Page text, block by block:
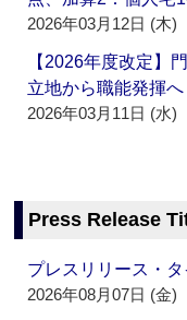
2026年03月12日 (木)
【2026年度改定】
立地から職能発揮へ
2026年03月11日 (水)
Press Release
プレスリリース・
2026年08月07日 (金)